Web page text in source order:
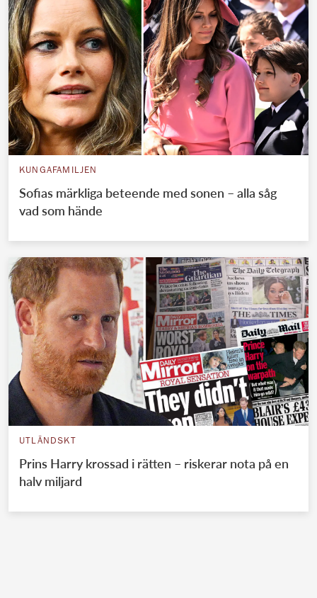
KUNGAFAMILJEN
Sofias märkliga beteende med sonen – alla såg
vad som hände
UTLÄNDSKT
Prins Harry krossad i rätten – riskerar nota på en
halv miljard